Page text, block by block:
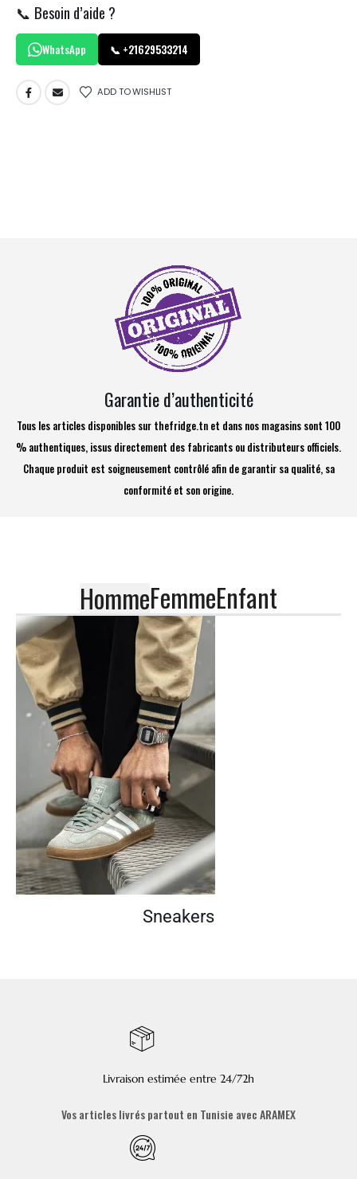
📞 Besoin d’aide ?
WhatsApp 📞 +21629533214
ADD TO WISHLIST
Garantie d’authenticité
Tous les articles disponibles sur thefridge.tn et dans nos magasins sont 100
% authentiques, issus directement des fabricants ou distributeurs officiels.
Chaque produit est soigneusement contrôlé afin de garantir sa qualité, sa
conformité et son origine.
HommeFemmeEnfant
Sneakers
Livraison estimée entre 24/72h
Vos articles livrés partout en Tunisie avec ARAMEX